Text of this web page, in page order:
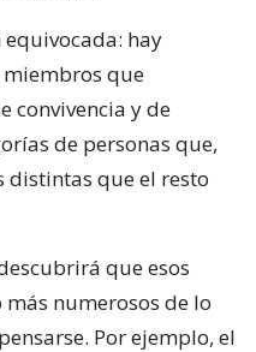
equivocada: hay
que
convivencia y de
de personas que,
distintas que el resto
que esos
más numerosos de lo
Por ejemplo, el